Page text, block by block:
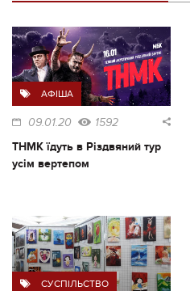
АФІША
09.01.20 1592
ТНМК їдуть в Різдвяний тур
усім вертепом
СУСПІЛЬСТВО